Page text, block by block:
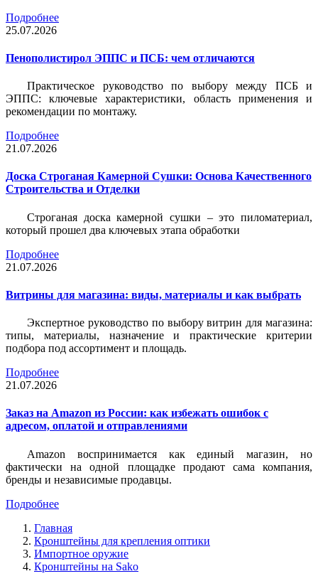
Подробнее
25.07.2026
Пенополистирол ЭППС и ПСБ: чем отличаются
Практическое руководство по выбору между ПСБ и
ЭППС: ключевые характеристики, область применения и
рекомендации по монтажу.
Подробнее
21.07.2026
Доска Строганая Камерной Сушки: Основа Качественного
Строительства и Отделки
Строганая доска камерной сушки – это пиломатериал,
который прошел два ключевых этапа обработки
Подробнее
21.07.2026
Витрины для магазина: виды, материалы и как выбрать
Экспертное руководство по выбору витрин для магазина:
типы, материалы, назначение и практические критерии
подбора под ассортимент и площадь.
Подробнее
21.07.2026
Заказ на Amazon из России: как избежать ошибок с
адресом, оплатой и отправлениями
Amazon воспринимается как единый магазин, но
фактически на одной площадке продают сама компания,
бренды и независимые продавцы.
Подробнее
Главная
Кронштейны для крепления оптики
Импортное оружие
Кронштейны на Sako